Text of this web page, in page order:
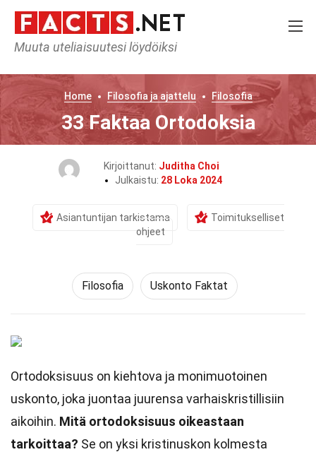
Muuta uteliaisuutesi löydöiksi
Home Filosofia ja ajattelu Filosofia
33 Faktaa Ortodoksia
Kirjoittanut: Juditha Choi
Julkaistu: 28 Loka 2024
Asiantuntijan tarkistama
Toimitukselliset
ohjeet
Filosofia Uskonto Faktat
Ortodoksisuus on kiehtova ja monimuotoinen
uskonto, joka juontaa juurensa varhaiskristillisiin
aikoihin. Mitä ortodoksisuus oikeastaan
tarkoittaa? Se on yksi kristinuskon kolmesta